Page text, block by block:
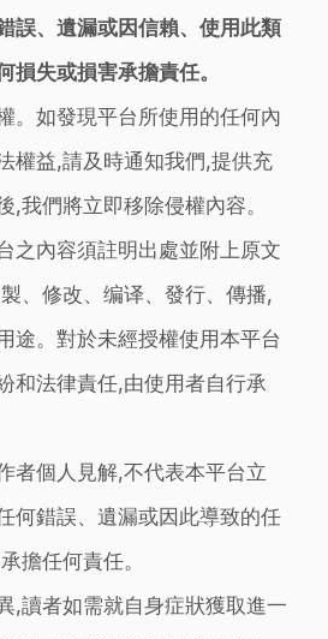
誤、遺漏或因信賴、使用此類
損失或損害承擔責任。
。如發現平台所使用的任何內
權益,請及時通知我們,提供充
,我們將立即移除侵權內容。
之內容須註明出處並附上原文
、修改、编译、發行、傳播,
途。對於未經授權使用本平台
和法律責任,由使用者自行承
者個人見解,不代表本平台立
何錯誤、遺漏或因此導致的任
擔任何責任。
,讀者如需就自身症狀獲取進一